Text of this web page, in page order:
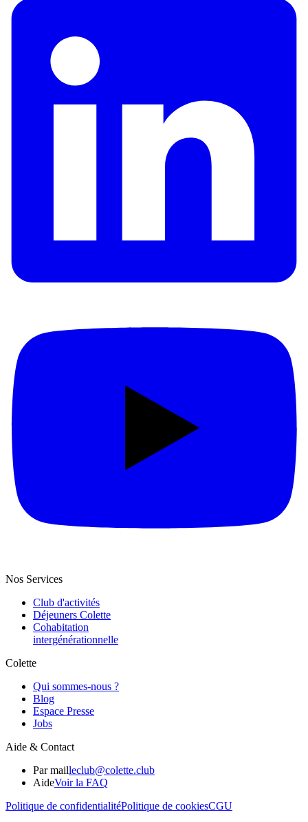
Nos Services
Club d'activités
Déjeuners Colette
Cohabitation
intergénération­nelle
Colette
Qui sommes-nous ?
Blog
Espace Presse
Jobs
Aide & Contact
Par mailleclub@colette.club
AideVoir la FAQ
Politique de confidentialitéPolitique de cookiesCGU